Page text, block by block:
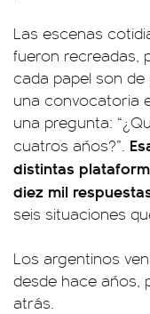
Las escenas
fueron recreadas,
cada papel son
una convocatoria
una pregunta:
cuatros años?”.
distintas
diez mil
seis situaciones
Los argentinos
desde hace años,
atrás.